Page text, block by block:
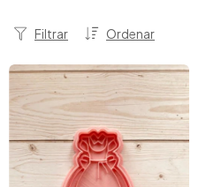
Ordenar
Filtrar